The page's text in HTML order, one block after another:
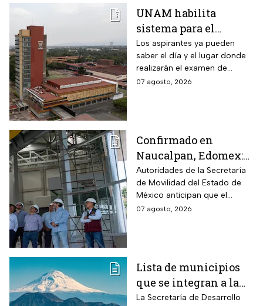
UNAM habilita
sistema para el
examen de control: así
puedes consultar
fecha, hora y sede
Los aspirantes ya pueden
saber el día y el lugar donde
realizarán el examen de
control de forma presencial
07 agosto, 2026
Confirmado en
Naucalpan, Edomex:
la Línea 3 del
Mexicable llega al
71,4% de avance y
anuncian cuándo
Autoridades de la Secretaría
de Movilidad del Estado de
México anticipan que el
transporte teleférico reducirá
07 agosto, 2026
Lista de municipios
que se integran a la
Zona Metropolitana
La Secretaría de Desarrollo